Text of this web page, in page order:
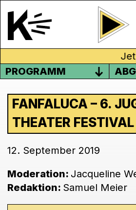
PROGRAMM
FANFALUCA – 6.
THEATER
12. September 2019
Moderation: Jacqueline
Redaktion: Samuel Meier